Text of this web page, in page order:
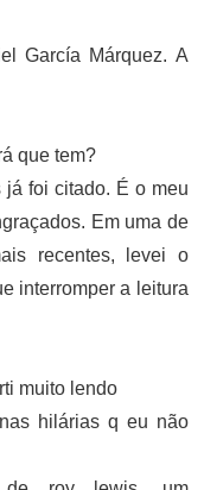
García Márquez. A
que tem?
foi citado. É o meu
Em uma de
recentes, levei o
interromper a leitura
muito lendo
hilárias q eu não